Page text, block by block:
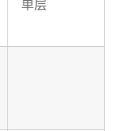
单层